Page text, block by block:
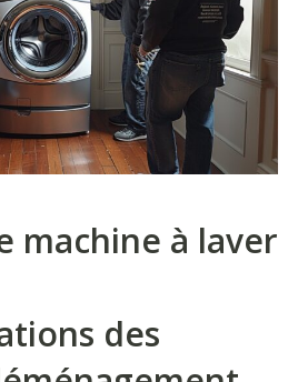
machine à laver
des